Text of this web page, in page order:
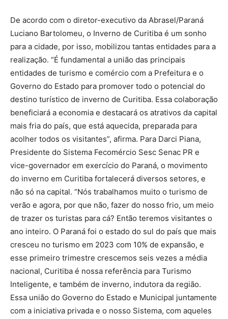
De acordo com o diretor-executivo da Abrasel/Paraná
Luciano Bartolomeu, o Inverno de Curitiba é um sonho
para a cidade, por isso, mobilizou tantas entidades para a
realização. “É fundamental a união das principais
entidades de turismo e comércio com a Prefeitura e o
Governo do Estado para promover todo o potencial do
destino turístico de inverno de Curitiba. Essa colaboração
beneficiará a economia e destacará os atrativos da capital
mais fria do país, que está aquecida, preparada para
acolher todos os visitantes”, afirma. Para Darci Piana,
Presidente do Sistema Fecomércio Sesc Senac PR e
vice-governador em exercício do Paraná, o movimento
do inverno em Curitiba fortalecerá diversos setores, e
não só na capital. “Nós trabalhamos muito o turismo de
verão e agora, por que não, fazer do nosso frio, um meio
de trazer os turistas para cá? Então teremos visitantes o
ano inteiro. O Paraná foi o estado do sul do país que mais
cresceu no turismo em 2023 com 10% de expansão, e
esse primeiro trimestre crescemos seis vezes a média
nacional, Curitiba é nossa referência para Turismo
Inteligente, e também de inverno, indutora da região.
Essa união do Governo do Estado e Municipal juntamente
com a iniciativa privada e o nosso Sistema, com aqueles